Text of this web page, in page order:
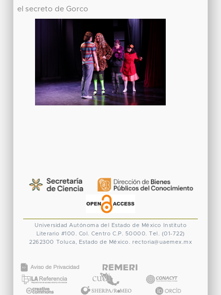
el secreto de Gorco
Universidad Autónoma del Estado de México
Instituto
Literario #100. Col. Centro C.P. 50000. Tel. (01-722)
2262300 Toluca, Estado de México. rectoria@uaemex.mx